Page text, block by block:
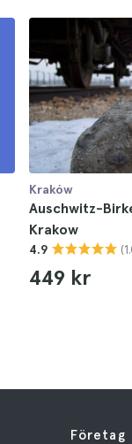
Kraków
Auschwitz-
Krakow
4.9
449 kr
Företag